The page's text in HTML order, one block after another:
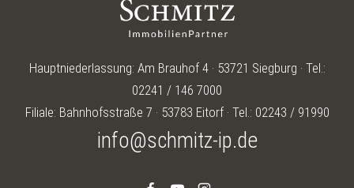
Hauptniederlassung: Am Brauhof 4 · 53721 Siegburg · Tel.:
02241 / 146 7000
Filiale: Bahnhofsstraße 7 · 53783 Eitorf · Tel.: 02243 / 91990
info@schmitz-ip.de